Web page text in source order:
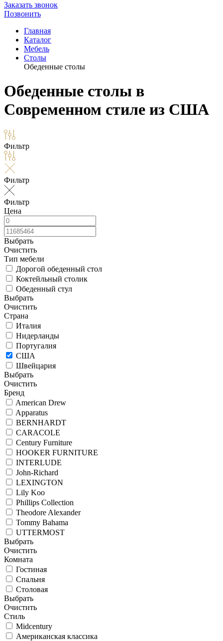
Заказать звонок
Позвонить
Главная
Каталог
Мебель
Столы
Обеденные столы
Обеденные столы в
Современном стиле из США
Фильтр
Фильтр
Фильтр
Цена
Выбрать
Очистить
Тип мебели
Дорогой обеденный стол
Коктейльный столик
Обеденный стул
Выбрать
Очистить
Страна
Италия
Нидерланды
Португалия
США
Швейцария
Выбрать
Очистить
Бренд
American Drew
Apparatus
BERNHARDT
CARACOLE
Century Furniture
HOOKER FURNITURE
INTERLUDE
John-Richard
LEXINGTON
Lily Koo
Phillips Collection
Theodore Alexander
Tommy Bahama
UTTERMOST
Выбрать
Очистить
Комната
Гостиная
Спальня
Столовая
Выбрать
Очистить
Стиль
Midcentury
Американская классика